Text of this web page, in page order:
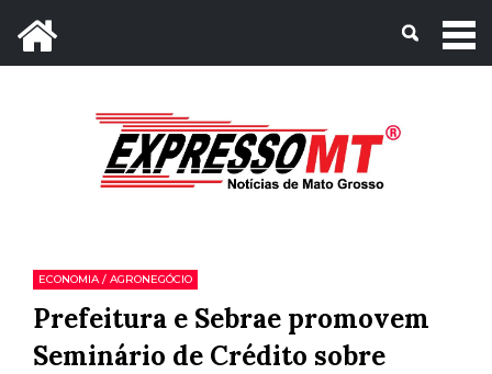
Mato Grosso, 09 de Agosto de 2026
ECONOMIA / AGRONEGÓCIO
Prefeitura e Sebrae promovem
Seminário de Crédito sobre